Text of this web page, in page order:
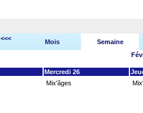
<<<
Mois
Semaine
Mercredi 26
Mix'âges